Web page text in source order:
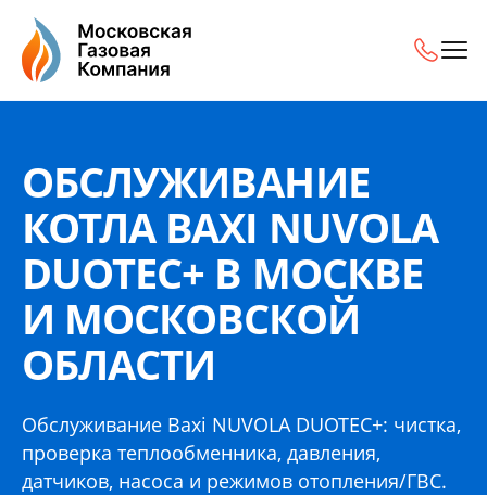
ОБСЛУЖИВАНИЕ
КОТЛА BAXI NUVOLA
DUOTEC+ В МОСКВЕ
И МОСКОВСКОЙ
ОБЛАСТИ
Обслуживание Baxi NUVOLA DUOTEC+: чистка,
проверка теплообменника, давления,
датчиков, насоса и режимов отопления/ГВС.